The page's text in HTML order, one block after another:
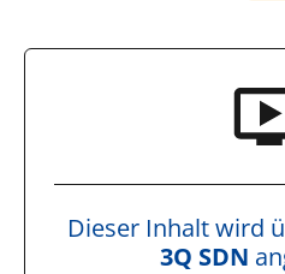
Dieser Inhalt wird
3Q SDN